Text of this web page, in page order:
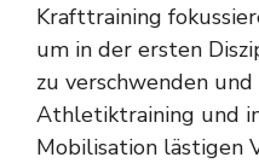
Krafttraining
um in der ersten
zu verschwenden
Athletiktraining und
Mobilisation lästigen